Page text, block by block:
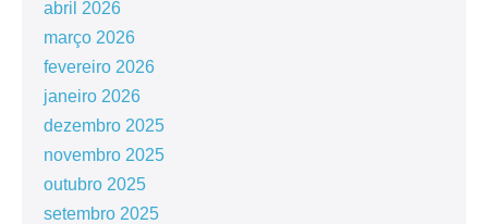
abril 2026
março 2026
fevereiro 2026
janeiro 2026
dezembro 2025
novembro 2025
outubro 2025
setembro 2025